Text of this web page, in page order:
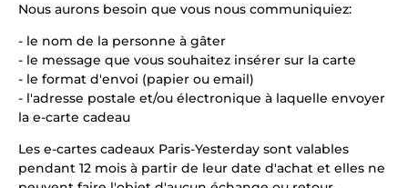
Nous aurons besoin que vous nous communiquiez:
- le nom de la personne à gâter
- le message que vous souhaitez insérer sur la carte
- le format d'envoi (papier ou email)
- l'adresse postale et/ou électronique à laquelle envoyer
la e-carte cadeau
Les e-cartes cadeaux Paris-Yesterday sont valables
pendant 12 mois à partir de leur date d'achat et elles ne